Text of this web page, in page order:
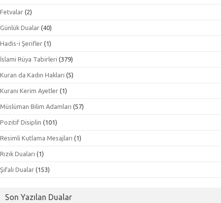
Fetvalar (2)
Günlük Dualar (40)
Hadis-i Şerifler (1)
İslami Rüya Tabirleri (379)
Kuran da Kadın Hakları (5)
Kuranı Kerim Ayetler (1)
Müslüman Bilim Adamları (57)
Pozitif Disiplin (101)
Resimli Kutlama Mesajları (1)
Rızık Duaları (1)
Şifalı Dualar (153)
Son Yazılan Dualar